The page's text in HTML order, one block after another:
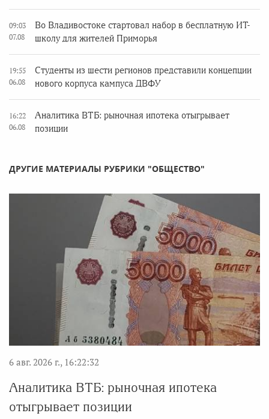
09:03
07.08
Во Владивостоке стартовал набор в бесплатную ИТ-
школу для жителей Приморья
19:55
06.08
Студенты из шести регионов представили концепции
нового корпуса кампуса ДВФУ
16:22
06.08
Аналитика ВТБ: рыночная ипотека отыгрывает
позиции
ДРУГИЕ МАТЕРИАЛЫ РУБРИКИ "ОБЩЕСТВО"
6 авг. 2026 г., 16:22:32
Аналитика ВТБ: рыночная ипотека
отыгрывает позиции